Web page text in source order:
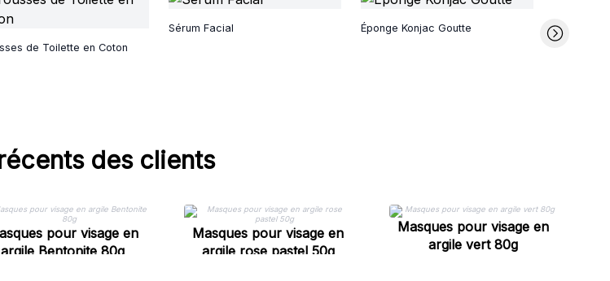
de Toilette en Coton
Sérum Facial Éponge Konjac Goutte
des clients
pour visage en
argile Bentonite 80g
Masques pour visage en
argile rose pastel 50g
Masques pour visage en
argile vert 80g